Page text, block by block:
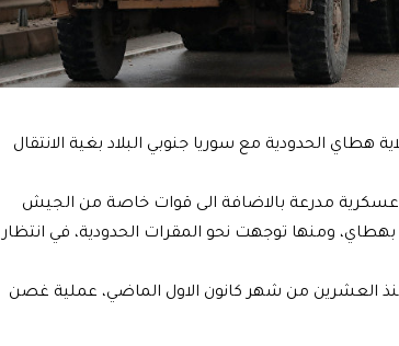
هطاي الحدودية مع سوريا جنوبي البلاد بغية الانتقال
عسكرية مدرعة بالاضافة الى قوات خاصة من الجيش
ومنها توجهت نحو المقرات الحدودية، في انتظار
العشرين من شهر كانون الاول الماضي، عملية غصن